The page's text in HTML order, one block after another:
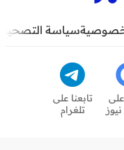
سياسة التصحيح
على
تابعنا على
تلغرام